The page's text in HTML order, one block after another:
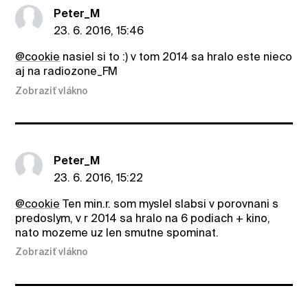
Peter_M
23. 6. 2016, 15:46
@cookie nasiel si to :) v tom 2014 sa hralo este nieco
aj na radiozone_FM
Zobraziť vlákno
Peter_M
23. 6. 2016, 15:22
@cookie Ten min.r. som myslel slabsi v porovnani s
predoslym, v r 2014 sa hralo na 6 podiach + kino,
nato mozeme uz len smutne spominat.
Zobraziť vlákno